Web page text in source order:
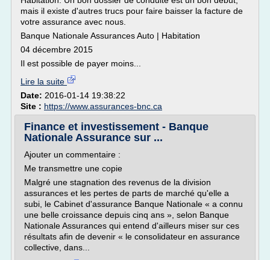
mais il existe d'autres trucs pour faire baisser la facture de
votre assurance avec nous.
Banque Nationale Assurances Auto | Habitation
04 décembre 2015
Il est possible de payer moins...
Lire la suite
Date: 2016-01-14 19:38:22
Site : https://www.assurances-bnc.ca
Finance et investissement - Banque
Nationale Assurance sur ...
Ajouter un commentaire :
Me transmettre une copie
Malgré une stagnation des revenus de la division
assurances et les pertes de parts de marché qu'elle a
subi, le Cabinet d'assurance Banque Nationale « a connu
une belle croissance depuis cinq ans », selon Banque
Nationale Assurances qui entend d'ailleurs miser sur ces
résultats afin de devenir « le consolidateur en assurance
collective, dans...